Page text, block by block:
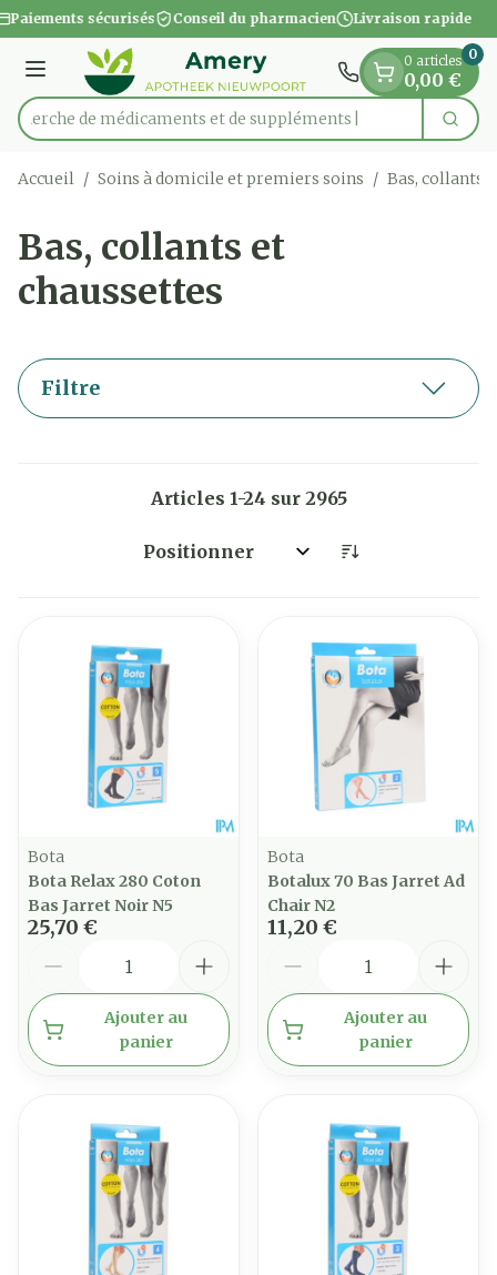
Aller au contenu
1 de 1
Paiements sécurisés Conseil du pharmacien Livraison rapide
Menu
Rechercher
Recherche de médicam
0 articles
0,00 €
0
Accueil / Soins à domicile et premiers soins / Bas, collants
Bas, collants et
chaussettes
Filtre
Articles 1-24 sur 2965
Trier par:
Bota
Bota Relax 280 Coton
Bas Jarret Noir N5
25,70 €
Ajouter au
panier
Bota
Botalux 70 Bas Jarret Ad
Chair N2
11,20 €
Ajouter au
panier